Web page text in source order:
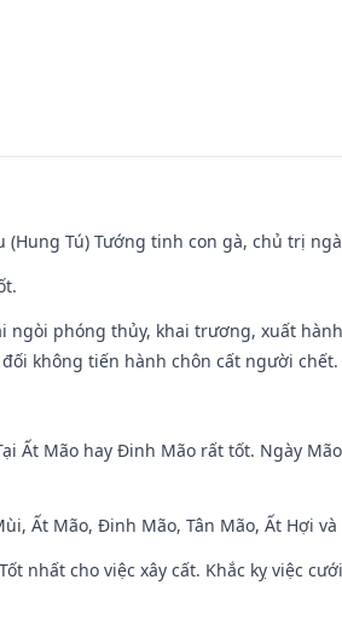
(Hung Tú) Tướng tinh con gà, chủ trị
ngòi phóng thủy, khai trương, xuất
không tiến hành chôn cất người chết.
Ất Mão hay Đinh Mão rất tốt. Ngày
Ất Mão, Đinh Mão, Tân Mão, Ất Hợi và
nhất cho việc xây cất. Khắc kỵ việc